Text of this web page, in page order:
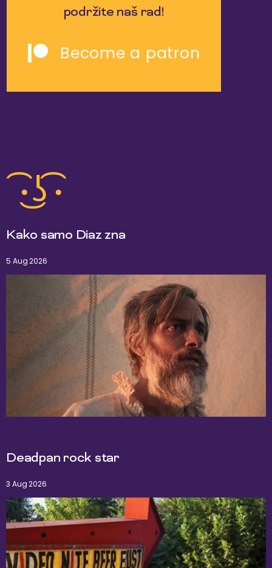
podržite naš rad!
Become a patron
Kako samo Diaz zna
5 Aug 2026
Deadpan rock star
3 Aug 2026